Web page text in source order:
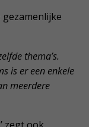
thema’s.
is er een enkele
meerdere